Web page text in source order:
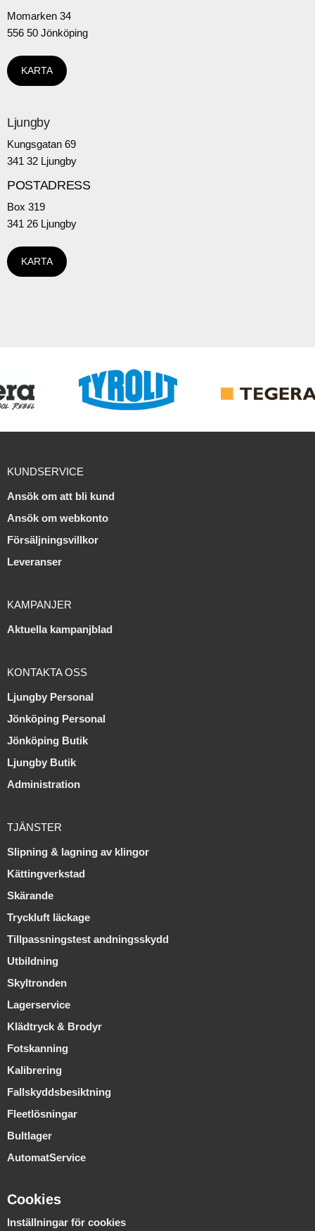
Momarken 34
556 50 Jönköping
KARTA
Ljungby
Kungsgatan 69
341 32 Ljungby
POSTADRESS
Box 319
341 26 Ljungby
KARTA
KUNDSERVICE
Ansök om att bli kund
Ansök om webkonto
Försäljningsvillkor
Leveranser
KAMPANJER
Aktuella kampanjblad
KONTAKTA OSS
Ljungby Personal
Jönköping Personal
Jönköping Butik
Ljungby Butik
Administration
TJÄNSTER
Slipning & lagning av klingor
Kättingverkstad
Skärande
Tryckluft läckage
Tillpassningstest andningsskydd
Utbildning
Skyltronden
Lagerservice
Klädtryck & Brodyr
Fotskanning
Kalibrering
Fallskyddsbesiktning
Fleetlösningar
Bultlager
AutomatService
Cookies
Inställningar för cookies